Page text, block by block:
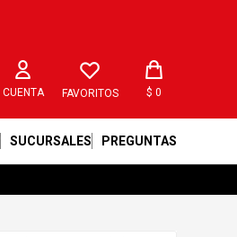
SUCURSALES PREGUNTAS
FAVORITOS $ 0